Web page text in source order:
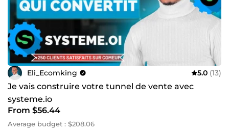
Eli_Ecomking 5.0 (13)
Je vais construire votre tunnel de vente avec
systeme.io
From $56.44
Average budget : $208.06